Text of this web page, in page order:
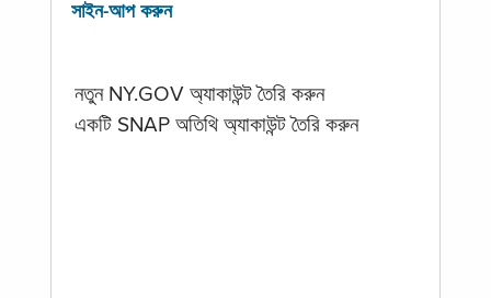
সাইন-আপ করুন
নতুন NY.GOV অ্যাকাউন্ট তৈরি করুন
একটি SNAP অতিথি অ্যাকাউন্ট তৈরি করুন